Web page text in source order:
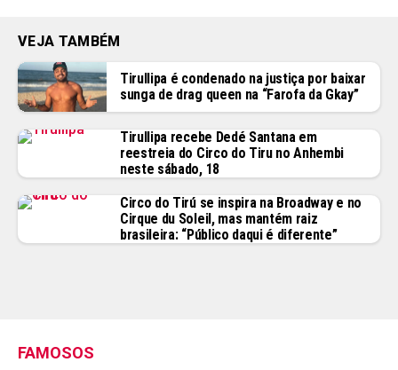
VEJA TAMBÉM
Tirullipa é condenado na justiça por baixar
sunga de drag queen na “Farofa da Gkay”
Tirullipa recebe Dedé Santana em
reestreia do Circo do Tiru no Anhembi
neste sábado, 18
Circo do Tirú se inspira na Broadway e no
Cirque du Soleil, mas mantém raiz
brasileira: “Público daqui é diferente”
FAMOSOS